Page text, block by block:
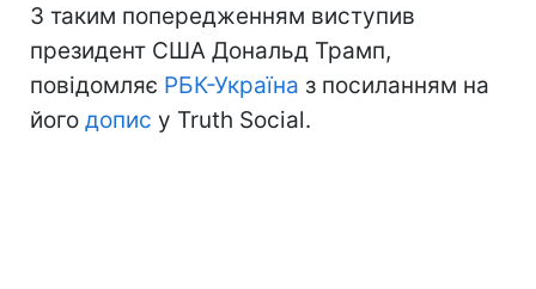
З таким попередженням виступив
президент США Дональд Трамп,
повідомляє РБК-Україна з посиланням на
його допис у Truth Social.